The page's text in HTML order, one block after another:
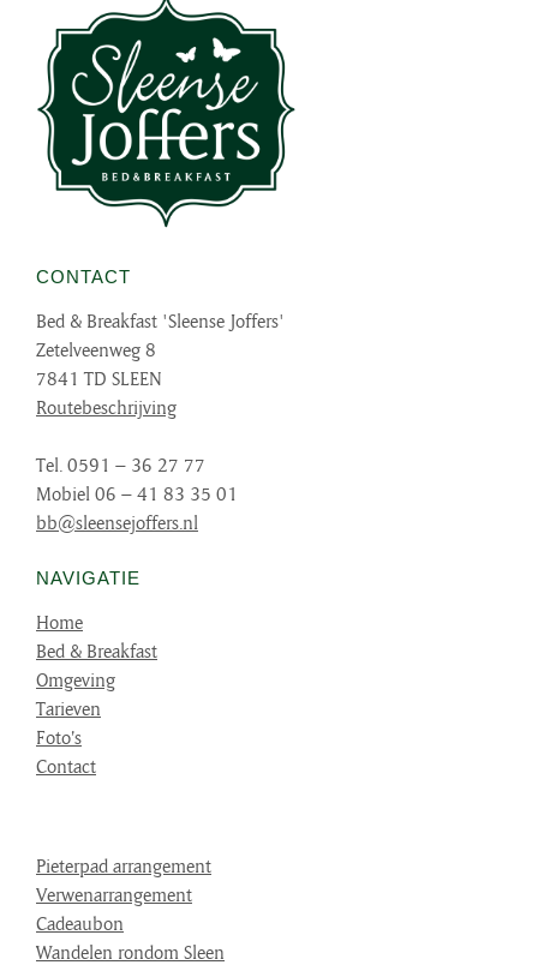
CONTACT
Bed & Breakfast 'Sleense Joffers'
Zetelveenweg 8
7841 TD SLEEN
Routebeschrijving
Tel. 0591 – 36 27 77
Mobiel 06 – 41 83 35 01
bb@sleensejoffers.nl
NAVIGATIE
Home
Bed & Breakfast
Omgeving
Tarieven
Foto’s
Contact
Pieterpad arrangement
Verwenarrangement
Cadeaubon
Wandelen rondom Sleen